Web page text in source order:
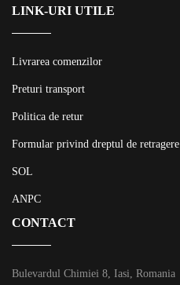
LINK-URI UTILE
Livrarea comenzilor
Preturi transport
Politica de retur
Formular privind dreptul de retragere
SOL
ANPC
CONTACT
Bulevardul Chimiei 8, Iasi, Romania